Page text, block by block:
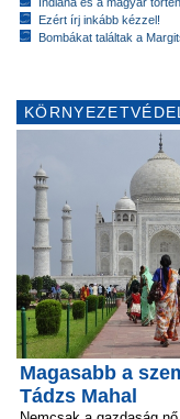
Ezért írj inkább kézzel!
Bombákat találtak a
Magasabb a
Tádzs Mahal